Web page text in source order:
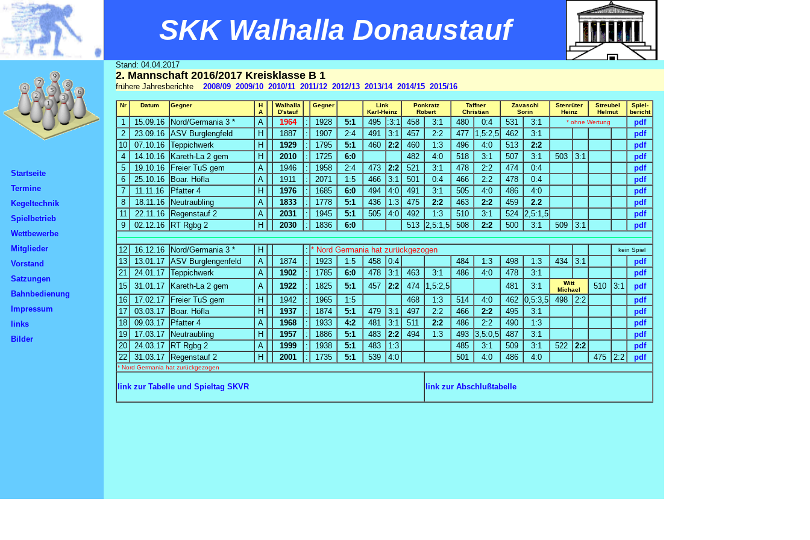
SKK Walhalla Donaustauf
Startseite
Termine
Kegeltechnik
Spielbetrieb
Wettbewerbe
Mitglieder
Vorstand
Satzungen
Bahnbedienung
Impressum
links
Bilder
Stand: 04.04.2017
2. Mannschaft 2016/2017 Kreisklasse B 1
frühere Jahresberichte 2008/09 2009/10 2010/11 2011/12 2012/13 2013/14 2014/15 2015/16
Nr Datum Gegner
H
A
Walhalla
D'stauf
Gegner
Link
Karl-Heinz
Ponkratz
Robert
Taffner
Christian
Zavaschi
Sorin
Stenrüter
Heinz
Streubel
Helmut
Spiel-
bericht
1 15.09.16 Nord/Germania 3 * A 1964 : 1928 5:1 495 :3:1 458 3:1 480 0:4 531 3:1 * ohne Wertung
pdf
2
23.09.16 ASV Burglengfeld H 1887 : 1907 2:4 491 3:1 457 2:2 477 1,5:2,5 462 3:1
pdf
10
07.10.16 Teppichwerk H 1929 : 1795 5:1 460 2:2 460 1:3 496 4:0 513 2:2
pdf
4
14.10.16 Kareth-La 2 gem H 2010 : 1725 6:0 482 4:0 518 3:1 507 3:1 503 3:1
pdf
5
19.10.16 Freier TuS gem A 1946 : 1958 2:4 473 2:2 521 3:1 478 2:2 474 0:4
pdf
6
25.10.16 Boar. Höfla A 1911 : 2071 1:5 466 3:1 501 0:4 466 2:2 478 0:4
pdf
7
11.11.16 Pfatter 4 H 1976 : 1685 6:0 494 4:0 491 3:1 505 4:0 486 4:0
pdf
8
18.11.16 Neutraubling A 1833 : 1778 5:1 436 1:3 475 2:2 463 2:2 459 2.2
pdf
11
22.11.16 Regenstauf 2 A 2031 : 1945 5:1 505 4:0 492 1:3 510 3:1 524 2,5:1,5
pdf
9
02.12.16 RT Rgbg 2 H 2030 : 1836 6:0 513 2,5:1,5 508 2:2 500 3:1 509 3:1 pdf
12 16.12.16 Nord/Germania 3 * H : * Nord Germania hat zurückgezogen kein Spiel
13 13.01.17 ASV Burglengenfeld A 1874 : 1923 1:5 458 0:4 484 1:3 498 1:3 434 3:1
pdf
21
24.01.17 Teppichwerk A 1902 : 1785 6:0 478 3:1 463 3:1 486 4:0 478 3:1
pdf
15
31.01.17 Kareth-La 2 gem A 1922 : 1825 5:1 457 2:2 474 1,5:2,5 481 3:1
Witt
Michael
510 3:1
pdf
16
17.02.17 Freier TuS gem H 1942 : 1965 1:5 468 1:3 514 4:0 462 0,5:3,5 498 2:2
pdf
17
03.03.17 Boar. Höfla H 1937 : 1874 5:1 479 3:1 497 2:2 466 2:2 495 3:1
pdf
18
09.03.17 Pfatter 4 A 1968 : 1933 4:2 481 3:1 511 2:2 486 2:2 490 1:3
pdf
19
17.03.17 Neutraubling H 1957 : 1886 5:1 483 2:2 494 1:3 493 3,5:0,5 487 3:1
pdf
20
24.03.17 RT Rgbg 2 A 1999 : 1938 5:1 483 1:3 485 3:1 509 3:1 522 2:2
pdf
22
31.03.17 Regenstauf 2 H 2001 : 1735 5:1 539 4:0 501 4:0 486 4:0 475 2:2 pdf
* Nord Germania hat zurückgezogen
link zur Tabelle und Spieltag SKVR link zur Abschlußtabelle